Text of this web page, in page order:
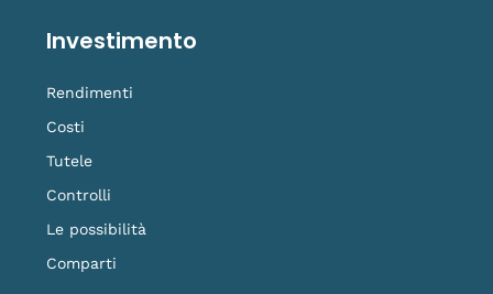
Investimento
Rendimenti
Costi
Tutele
Controlli
Le possibilità
Comparti